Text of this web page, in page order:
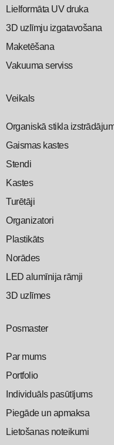
Lielformāta UV druka
3D uzlīmju izgatavošana
Maketēšana
Vakuuma serviss
Veikals
Organiskā stikla
Gaismas kastes
Stendi
Kastes
Turētāji
Organizatori
Plastikāts
Norādes
LED alumīnija rāmji
3D uzlīmes
Posmaster
Par mums
Portfolio
Individuāls pasūtījums
Piegāde un apmaksa
Lietošanas noteikumi